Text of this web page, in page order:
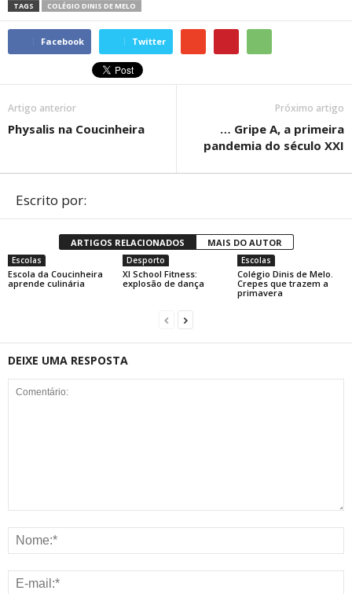
TAGS COLÉGIO DINIS DE MELO
Facebook Twitter
Artigo anterior
Physalis na Coucinheira
Próximo artigo
… Gripe A, a primeira
pandemia do século XXI
Escrito por:
ARTIGOS RELACIONADOS MAIS DO AUTOR
Escolas
Escola da Coucinheira
aprende culinária
Desporto
XI School Fitness:
explosão de dança
Escolas
Colégio Dinis de Melo.
Crepes que trazem a
primavera
DEIXE UMA RESPOSTA